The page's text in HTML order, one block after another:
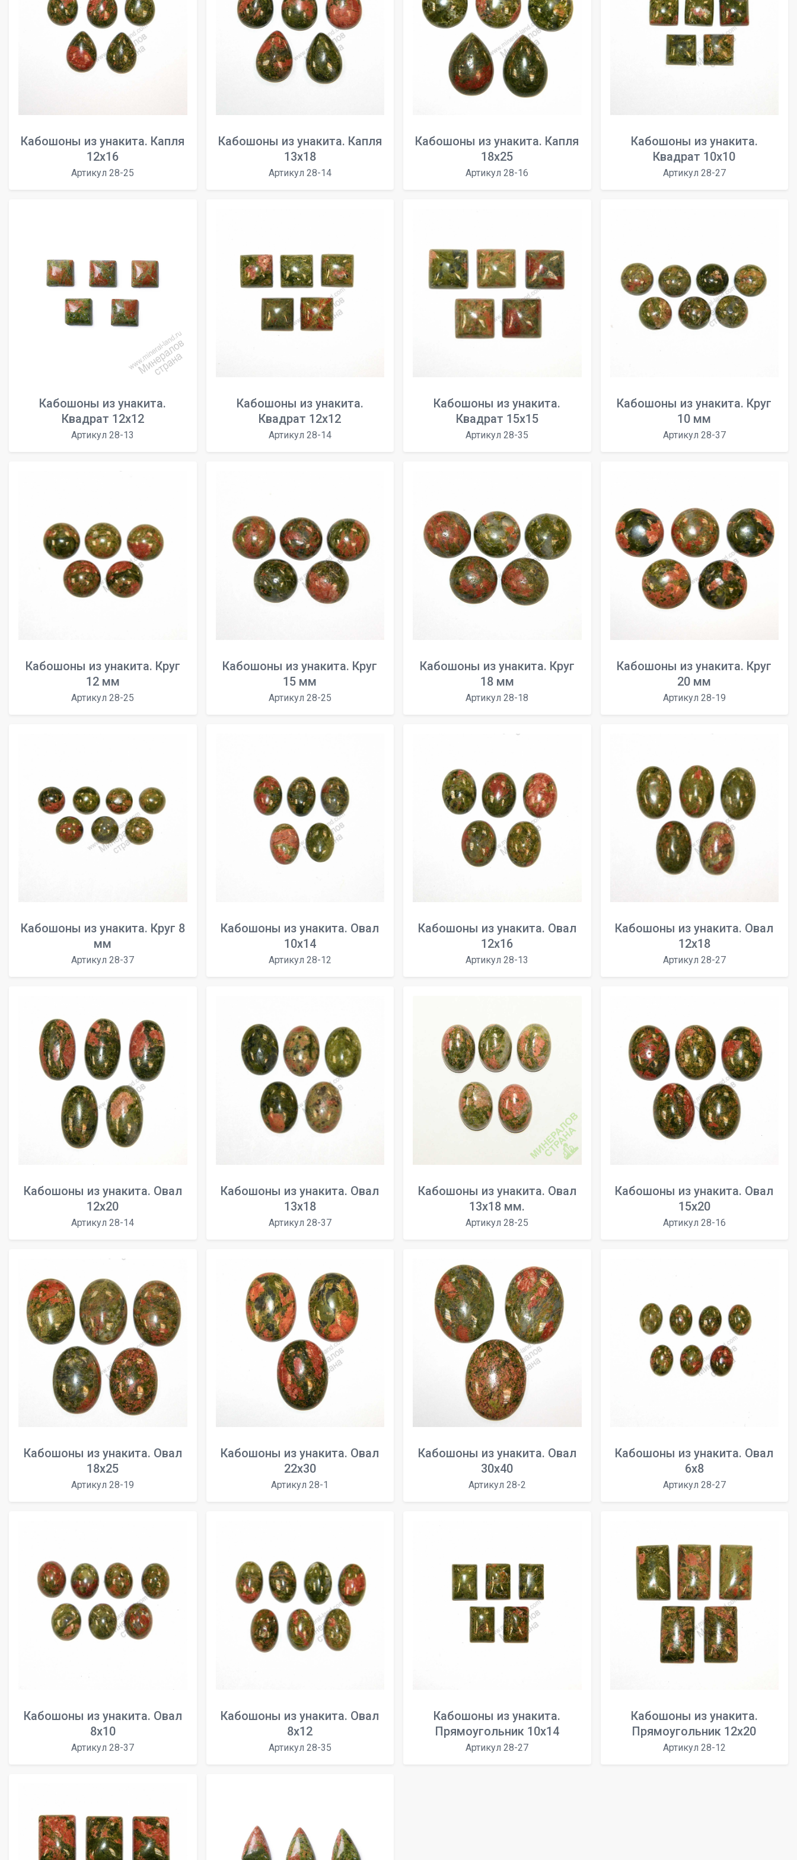
Кабошоны из унакита. Капля
12х16
Артикул 28-25
Кабошоны из унакита. Капля
13х18
Артикул 28-14
Кабошоны из унакита. Капля
18х25
Артикул 28-16
Кабошоны из унакита.
Квадрат 10х10
Артикул 28-27
Кабошоны из унакита.
Квадрат 12х12
Артикул 28-13
Кабошоны из унакита.
Квадрат 12х12
Артикул 28-14
Кабошоны из унакита.
Квадрат 15x15
Артикул 28-35
Кабошоны из унакита. Круг
10 мм
Артикул 28-37
Кабошоны из унакита. Круг
12 мм
Артикул 28-25
Кабошоны из унакита. Круг
15 мм
Артикул 28-25
Кабошоны из унакита. Круг
18 мм
Артикул 28-18
Кабошоны из унакита. Круг
20 мм
Артикул 28-19
Кабошоны из унакита. Круг 8
мм
Артикул 28-37
Кабошоны из унакита. Овал
10х14
Артикул 28-12
Кабошоны из унакита. Овал
12х16
Артикул 28-13
Кабошоны из унакита. Овал
12х18
Артикул 28-27
Кабошоны из унакита. Овал
12х20
Артикул 28-14
Кабошоны из унакита. Овал
13x18
Артикул 28-37
Кабошоны из унакита. Овал
13x18 мм.
Артикул 28-25
Кабошоны из унакита. Овал
15x20
Артикул 28-16
Кабошоны из унакита. Овал
18x25
Артикул 28-19
Кабошоны из унакита. Овал
22x30
Артикул 28-1
Кабошоны из унакита. Овал
30x40
Артикул 28-2
Кабошоны из унакита. Овал
6x8
Артикул 28-27
Кабошоны из унакита. Овал
8x10
Артикул 28-37
Кабошоны из унакита. Овал
8x12
Артикул 28-35
Кабошоны из унакита.
Прямоугольник 10х14
Артикул 28-27
Кабошоны из унакита.
Прямоугольник 12х20
Артикул 28-12